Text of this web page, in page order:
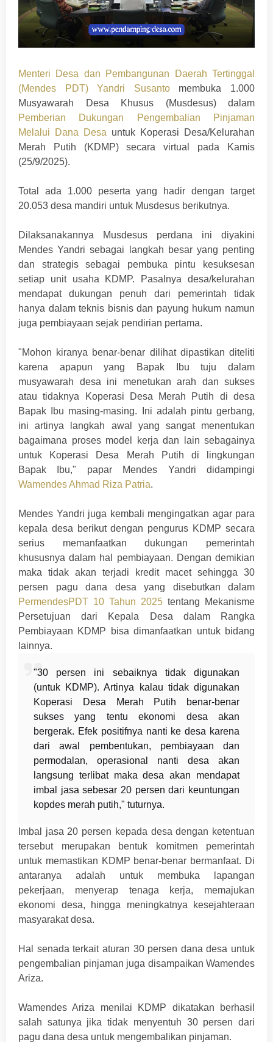
Menteri Desa dan Pembangunan Daerah Tertinggal
(Mendes PDT) Yandri Susantomembuka 1.000
Musyawarah Desa Khusus (Musdesus) dalam
Pemberian Dukungan Pengembalian Pinjaman
Melalui Dana Desa untuk Koperasi Desa/Kelurahan
Merah Putih (KDMP) secara virtual pada Kamis
(25/9/2025).
Total ada 1.000 peserta yang hadir dengan target
20.053 desa mandiri untuk Musdesus berikutnya.
Dilaksanakannya Musdesus perdana ini diyakini
Mendes Yandri sebagai langkah besar yang penting
dan strategis sebagai pembuka pintu kesuksesan
setiap unit usaha KDMP. Pasalnya desa/kelurahan
mendapat dukungan penuh dari pemerintah tidak
hanya dalam teknis bisnis dan payung hukum namun
juga pembiayaan sejak pendirian pertama.
"Mohon kiranya benar-benar dilihat dipastikan diteliti
karena apapun yang Bapak Ibu tuju dalam
musyawarah desa ini menetukan arah dan sukses
atau tidaknya Koperasi Desa Merah Putih di desa
Bapak Ibu masing-masing. Ini adalah pintu gerbang,
ini artinya langkah awal yang sangat menentukan
bagaimana proses model kerja dan lain sebagainya
untuk Koperasi Desa Merah Putih di lingkungan
Bapak Ibu," papar Mendes Yandri didampingi
Wamendes Ahmad Riza Patria.
Mendes Yandri juga kembali mengingatkan agar para
kepala desa berikut dengan pengurus KDMP secara
serius memanfaatkan dukungan pemerintah
khususnya dalam hal pembiayaan. Dengan demikian
maka tidak akan terjadi kredit macet sehingga 30
persen pagu dana desa yang disebutkan dalam
PermendesPDT 10 Tahun 2025 tentang Mekanisme
Persetujuan dari Kepala Desa dalam Rangka
Pembiayaan KDMP bisa dimanfaatkan untuk bidang
lainnya.
"30 persen ini sebaiknya tidak digunakan
(untuk KDMP). Artinya kalau tidak digunakan
Koperasi Desa Merah Putih benar-benar
sukses yang tentu ekonomi desa akan
bergerak. Efek positifnya nanti ke desa karena
dari awal pembentukan, pembiayaan dan
permodalan, operasional nanti desa akan
langsung terlibat maka desa akan mendapat
imbal jasa sebesar 20 persen dari keuntungan
kopdes merah putih," tuturnya.
Imbal jasa 20 persen kepada desa dengan ketentuan
tersebut merupakan bentuk komitmen pemerintah
untuk memastikan KDMP benar-benar bermanfaat. Di
antaranya adalah untuk membuka lapangan
pekerjaan, menyerap tenaga kerja, memajukan
ekonomi desa, hingga meningkatnya kesejahteraan
masyarakat desa.
Hal senada terkait aturan 30 persen dana desa untuk
pengembalian pinjaman juga disampaikan Wamendes
Ariza.
Wamendes Ariza menilai KDMP dikatakan berhasil
salah satunya jika tidak menyentuh 30 persen dari
pagu dana desa untuk mengembalikan pinjaman.